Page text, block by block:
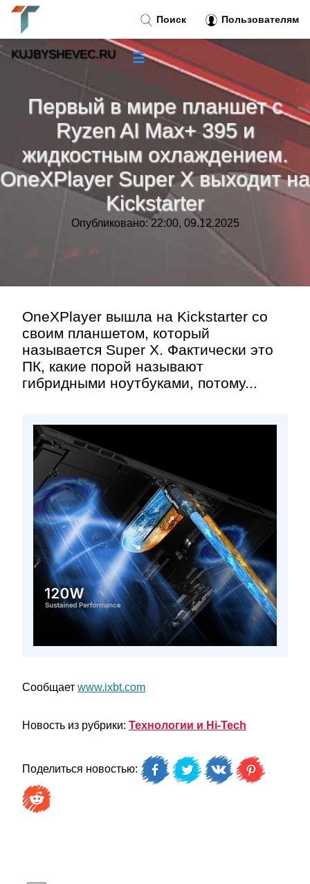
Первый в мире планшет с
Ryzen AI Max+ 395 и
жидкостным охлаждением.
OneXPlayer Super X выходит на
Kickstarter
Опубликовано: 22:00, 09.12.2025
OneXPlayer вышла на Kickstarter со
своим планшетом, который
называется Super X. Фактически это
ПК, какие порой называют
гибридными ноутбуками, потому...
Сообщает www.ixbt.com
Новость из рубрики: Технологии и Hi-Tech
Поделиться новостью:
Поиск Пользователям
KUJBYSHEVEC.RU ☰
Новости
Тренды новостей»
Рубрики»